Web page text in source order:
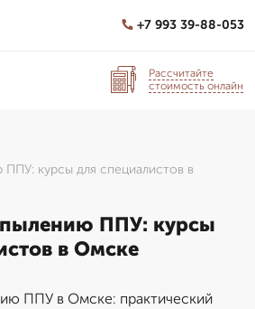
+7 993 39-88-053
Рассчитайте
стоимость онлайн
курсы для специалистов в
ППУ: курсы
в Омске
ППУ в Омске: практический